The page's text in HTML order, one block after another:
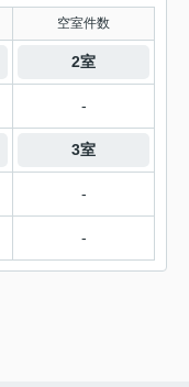
空室件数
2室
-
3室
-
-